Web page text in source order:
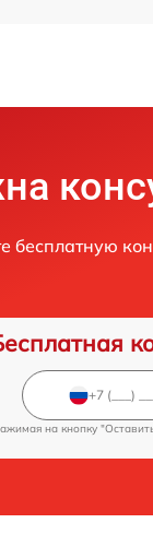
бесплатную
на кнопку